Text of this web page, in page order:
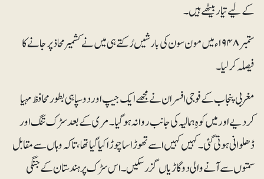
کے لیے تیار بیٹھے ہیں۔
ستمبر ۱۹۴۸ء میں مون سون کی بارشیں رُکتے ہی میں نے کشمیر محاذ پر جانے کا
فیصلہ کرلیا۔
مغربی پنجاب کے فوجی افسران نے مجھے ایک جیپ اور دو سپاہی بطور محافظ مہیا
کردیے اور میں کوہِ ہمالیہ کی جانب روانہ ہوگیا۔ مری کے بعد سڑک تنگ اور
ڈھلوانی ہوتی گئی۔ کہیں کہیں اسے تھوڑا سا چوڑا کیاگیا تھا،تاکہ وہاں سے مقابل
سمتوں سے آنے والی دو گاڑیاں گزر سکیں۔ اس سڑک پر ہندستان کے جنگی